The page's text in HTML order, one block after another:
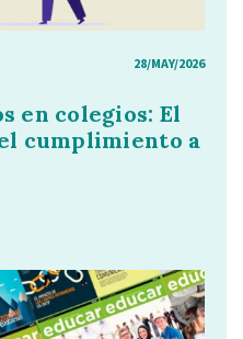
28/MAY/2026
en colegios: El
cumplimiento a